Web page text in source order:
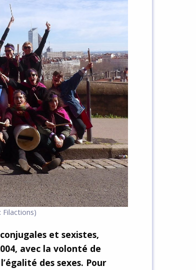
et sexistes,
avec la volonté de
des sexes. Pour